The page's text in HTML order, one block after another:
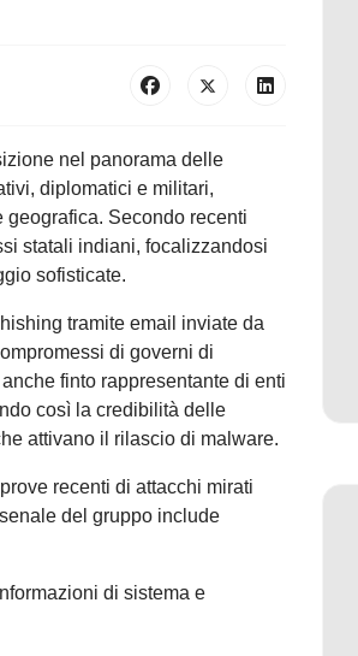
nel panorama delle
diplomatici e militari,
geografica. Secondo recenti
statali indiani, focalizzandosi
sofisticate.
tramite email inviate da
di governi di
finto rappresentante di enti
così la credibilità delle
attivano il rilascio di malware.
recenti di attacchi mirati
del gruppo include
di sistema e